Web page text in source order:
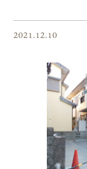
2021.12.10